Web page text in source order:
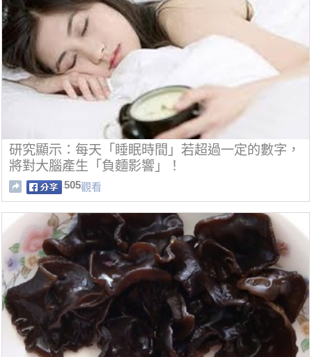
研究顯示：每天「睡眠時間」若超過一定的數字，
將對大腦產生「負麵影響」！
505觀看